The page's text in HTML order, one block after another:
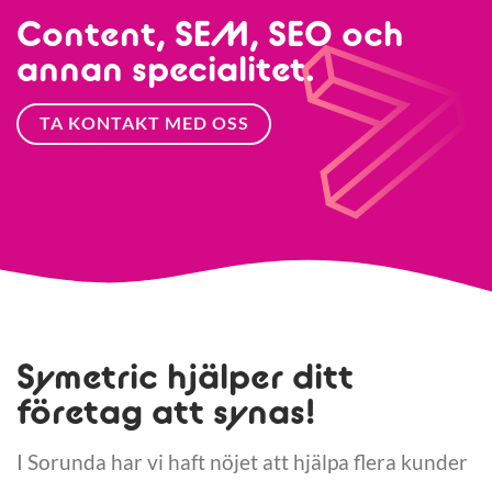
Content, SEM, SEO och
annan specialitet.
TA KONTAKT MED OSS
Symetric hjälper ditt
företag att synas!
I Sorunda har vi haft nöjet att hjälpa flera kunder